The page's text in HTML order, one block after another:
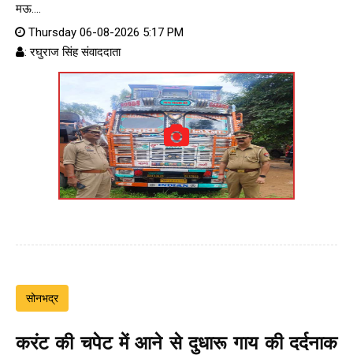
मऊ....
Thursday 06-08-2026 5:17 PM
: रघुराज सिंह संवाददाता
सोनभद्र
करंट की चपेट में आने से दुधारू गाय की दर्दनाक